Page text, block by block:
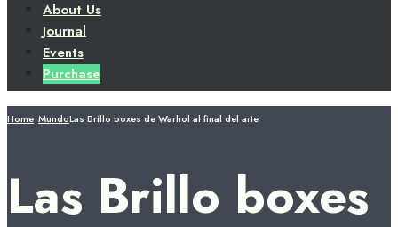
About Us
Journal
Events
Purchase
Home MundoLas Brillo boxes de Warhol al final del arte
Las Brillo boxes